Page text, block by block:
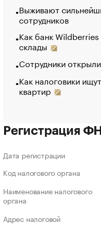
Выживают
сотрудников
Как банк
склады
Сотрудники
Как налоговики
квартир
Регистрация
Дата регистрации
Код налогового органа
Наименование налогового
органа
Адрес налоговой